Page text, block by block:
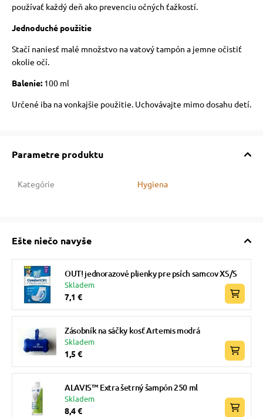
používať každý deň ako prevenciu očných ťažkostí.
Jednoduché použitie
Stačí naniesť malé množstvo na vatový tampón a jemne očistiť
okolie očí.
Balenie:100 ml
Určené iba na vonkajšie použitie. Uchovávajte mimo dosahu detí.
Parametre produktu
Kategórie Hygiena
Ešte niečo navyše
OUT! jednorazové plienky pre psích samcov XS/S
Skladem
7,1 €
Zásobník na sáčky kosť Artemis modrá
Skladem
1,5 €
ALAVIS™ Extra šetrný šampón 250 ml
Skladem
8,4 €